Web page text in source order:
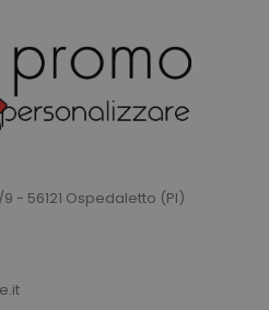
- 56121 Ospedaletto (PI)